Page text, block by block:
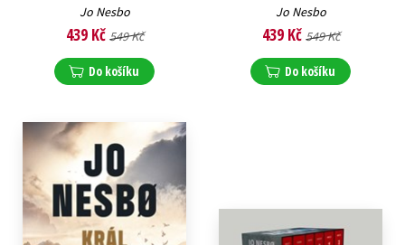
Jo Nesbo
439 Kč 549 Kč
Do košíku
Jo Nesbo
439 Kč 549 Kč
Do košíku